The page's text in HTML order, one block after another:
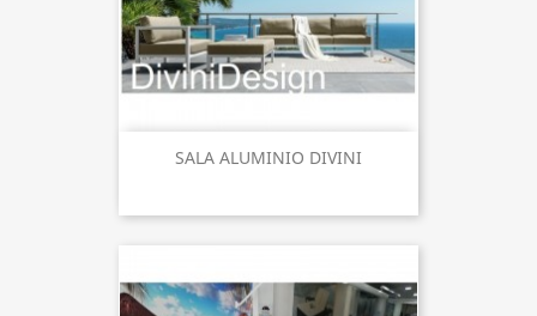
SALA ALUMINIO DIVINI